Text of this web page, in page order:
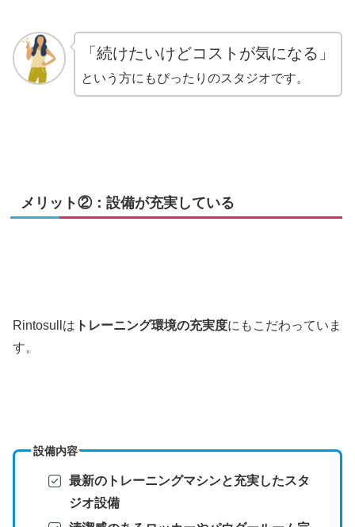
「続けたいけどコストが気になる」
という方にもぴったりのスタジオです。
メリット②：設備が充実している
Rintosullは トレーニング環境の充実度にもこだわっていま
す。
設備内容
最新のトレーニングマシンと充実したスタ
ジオ設備